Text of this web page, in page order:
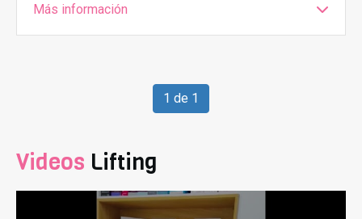
Más información
1 de 1
Videos Lifting